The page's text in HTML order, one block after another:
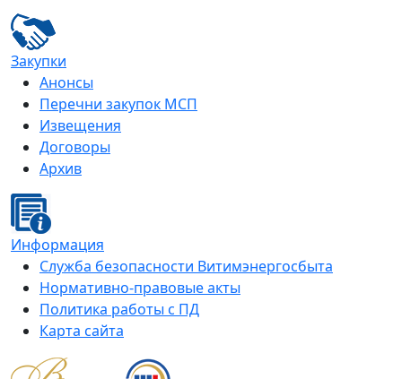
Закупки
Анонсы
Перечни закупок МСП
Извещения
Договоры
Архив
Информация
Служба безопасности Витимэнергосбыта
Нормативно-правовые акты
Политика работы с ПД
Карта сайта